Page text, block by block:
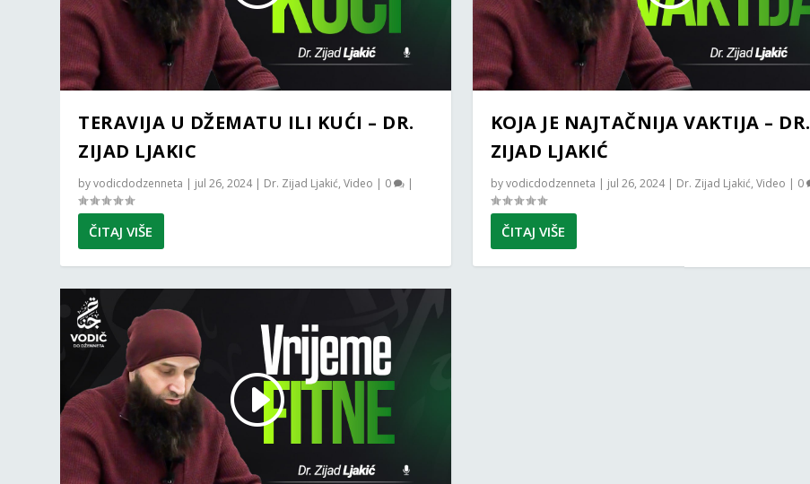
TERAVIJA U DŽEMATU ILI KUĆI – DR.
ZIJAD LJAKIC
byvodicdodzenneta | jul 26, 2024| Dr. Zijad Ljakić,Video | 0 |
ČITAJ VIŠE
KOJA JE NAJTAČNIJA VAKTIJA – DR.
ZIJAD LJAKIĆ
byvodicdodzenneta | jul 26, 2024| Dr. Zijad Ljakić, Video | 0
ČITAJ VIŠE